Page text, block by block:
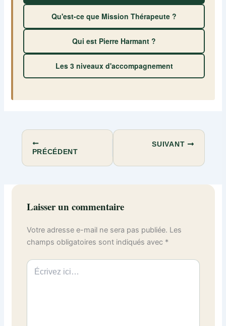
Qu'est-ce que Mission Thérapeute ?
Qui est Pierre Harmant ?
Les 3 niveaux d'accompagnement
PRÉCÉDENT
SUIVANT
Laisser un commentaire
Votre adresse e-mail ne sera pas publiée. Les
champs obligatoires sont indiqués avec *
Écrivez
ici…